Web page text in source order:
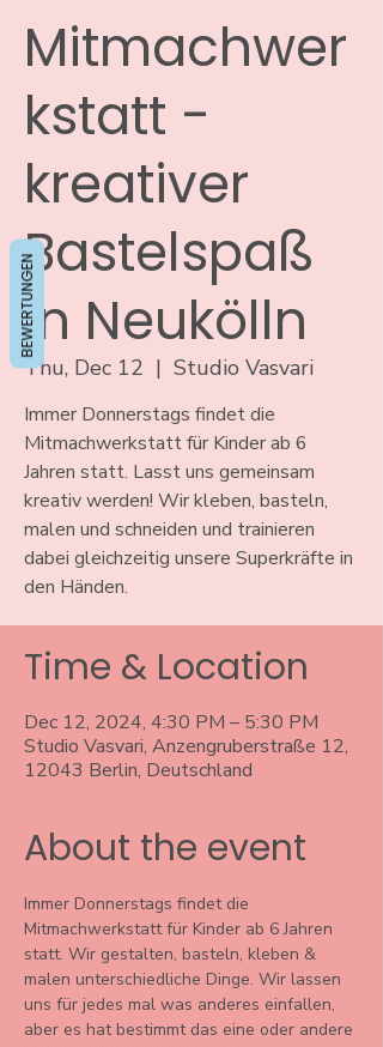
Mitmachwer
kstatt -
kreativer
Bastelspaß
in Neukölln
Thu, Dec 12
  |
Studio Vasvari
Immer Donnerstags findet die
Mitmachwerkstatt für Kinder ab 6
Jahren statt. Lasst uns gemeinsam
kreativ werden! Wir kleben, basteln,
malen und schneiden und trainieren
dabei gleichzeitig unsere Superkräfte in
den Händen.
Time & Location
Dec 12, 2024, 4:30 PM – 5:30 PM
Studio Vasvari, Anzengruberstraße 12,
12043 Berlin, Deutschland
About the event
Immer Donnerstags findet die
Mitmachwerkstatt für Kinder ab 6 Jahren
statt. Wir gestalten, basteln, kleben &
malen unterschiedliche Dinge. Wir lassen
uns für jedes mal was anderes einfallen,
aber es hat bestimmt das eine oder andere
BEWERTUNGEN